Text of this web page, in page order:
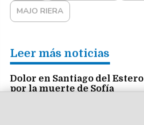
MAJO RIERA
Leer más noticias
Dolor en Santiago del Estero
por la muerte de Sofía